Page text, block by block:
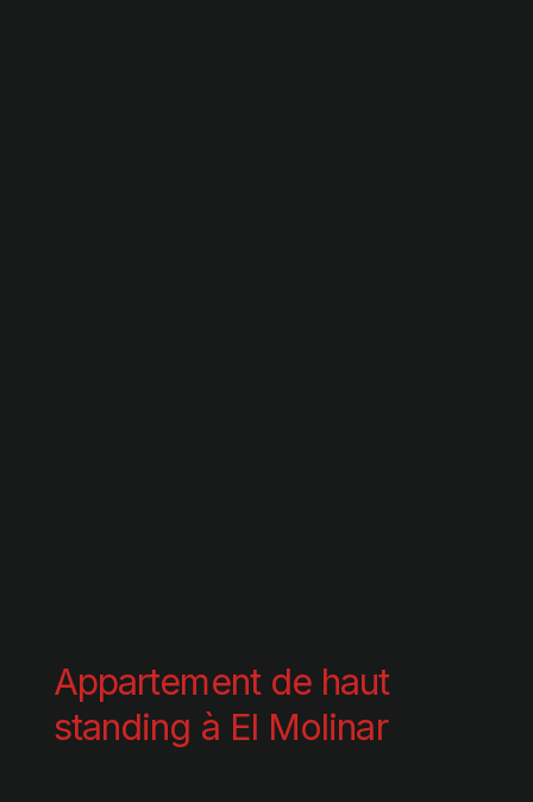
Appartement de haut
standing à El Molinar